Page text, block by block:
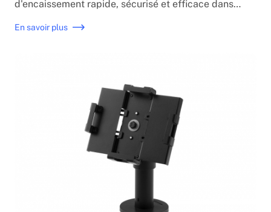
d'encaissement rapide, sécurisé et efficace dans
marques leaders au niveau mondial en matière de
En savoir plus